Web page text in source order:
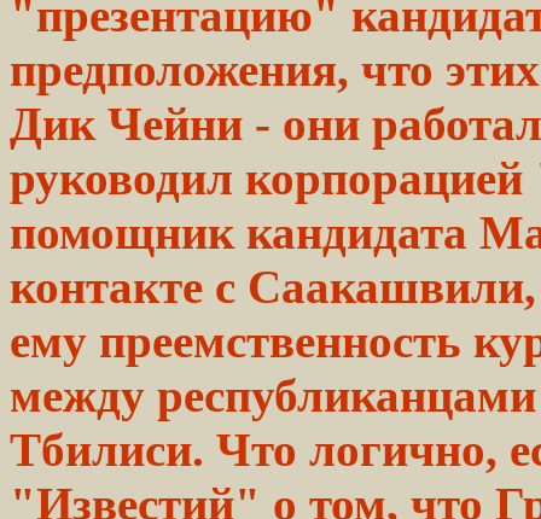
"презентацию"
предположения, что
Дик Чейни - они
руководил
помощник кандидата
контакте с Саакашвили,
ему преемственность
между
Тбилиси. Что логично,
"Известий" о том, что